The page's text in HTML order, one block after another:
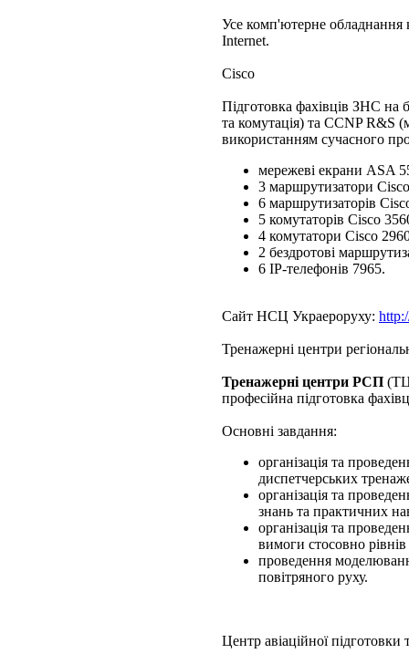
Усе комп'ютерне обладнання
Internet.
Cisco
Підготовка фахівців ЗНС на
та комутація) та CCNP R&S
використанням сучасного
мережеві екрани ASA
3 маршрутизатори
6 маршрутизаторів
5 комутаторів Cisco
4 комутатори Cisco
2 бездротові
6 ІР-телефонів 7965.
Сайт НСЦ Украероруху:
Тренажерні центри
Тренажерні центри РСП (ТЦ
професійна підготовка
Основні завдання:
організація та
диспетчерських
організація та
знань та практичних
організація та
вимоги стосовно
проведення
повітряного руху.
Центр авіаційної підготовки